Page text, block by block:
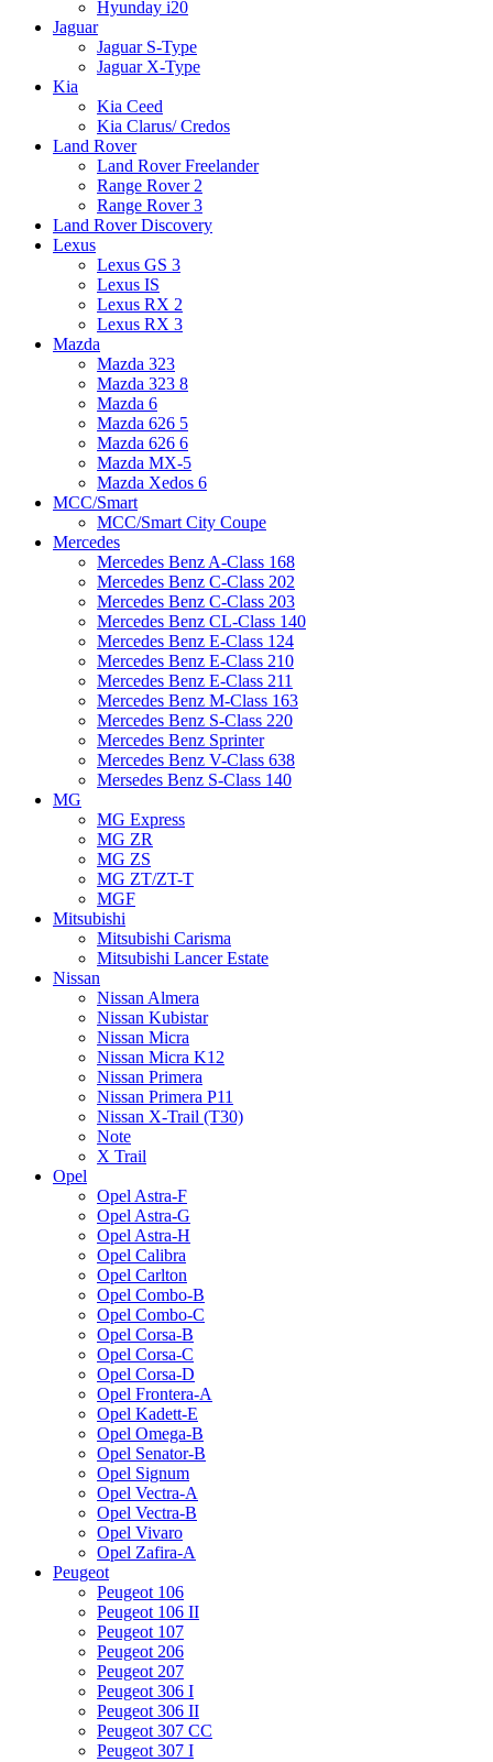
Hyunday i20
Jaguar
Jaguar S-Type
Jaguar X-Type
Kia
Kia Ceed
Kia Clarus/ Credos
Land Rover
Land Rover Freelander
Range Rover 2
Range Rover 3
Land Rover Discovery
Lexus
Lexus GS 3
Lexus IS
Lexus RX 2
Lexus RX 3
Mazda
Mazda 323
Mazda 323 8
Mazda 6
Mazda 626 5
Mazda 626 6
Mazda MX-5
Mazda Xedos 6
MCC/Smart
MCC/Smart City Coupe
Mercedes
Mercedes Benz A-Class 168
Mercedes Benz C-Class 202
Mercedes Benz C-Class 203
Mercedes Benz CL-Class 140
Mercedes Benz E-Class 124
Mercedes Benz E-Class 210
Mercedes Benz E-Class 211
Mercedes Benz M-Class 163
Mercedes Benz S-Class 220
Mercedes Benz Sprinter
Mercedes Benz V-Class 638
Mersedes Benz S-Class 140
MG
MG Express
MG ZR
MG ZS
MG ZT/ZT-T
MGF
Mitsubishi
Mitsubishi Carisma
Mitsubishi Lancer Estate
Nissan
Nissan Almera
Nissan Kubistar
Nissan Micra
Nissan Micra K12
Nissan Primera
Nissan Primera P11
Nissan X-Trail (T30)
Note
X Trail
Opel
Opel Astra-F
Opel Astra-G
Opel Astra-H
Opel Calibra
Opel Carlton
Opel Combo-B
Opel Combo-C
Opel Corsa-B
Opel Corsa-C
Opel Corsa-D
Opel Frontera-A
Opel Kadett-E
Opel Omega-B
Opel Senator-B
Opel Signum
Opel Vectra-A
Opel Vectra-B
Opel Vivaro
Opel Zafira-A
Peugeot
Peugeot 106
Peugeot 106 II
Peugeot 107
Peugeot 206
Peugeot 207
Peugeot 306 I
Peugeot 306 II
Peugeot 307 CC
Peugeot 307 I